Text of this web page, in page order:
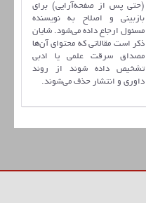
(حتی پس از صفحه‌آرایی) برای
بازبینی و اصلاح به نویسنده
مسئول ارجاع داده می‌شود. شایان
ذکر است مقالاتی که محتوای آن‌ها
مصداق سرقت علمی یا ادبی
تشخیص داده شوند از روند
داوری و انتشار حذف می‌شوند.